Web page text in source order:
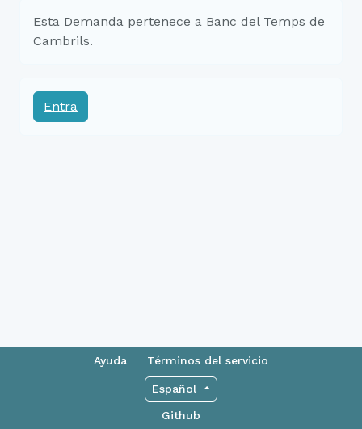
Esta Demanda pertenece a Banc del Temps de
Cambrils.
Entra
Ayuda Términos del servicio
Español
Github